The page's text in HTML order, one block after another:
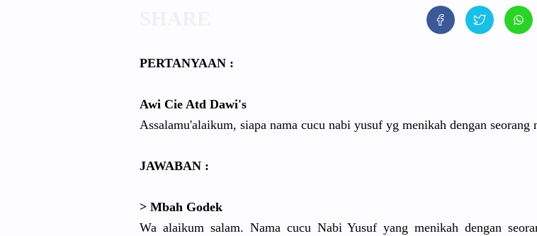
PERTANYAAN :
Awi Cie Atd Dawi's
Assalamu'alaikum, siapa nama cucu nabi yusuf yg menikah dengan seorang
JAWABAN :
> Mbah Godek
Wa alaikum salam. Nama cucu Nabi Yusuf yang menikah dengan